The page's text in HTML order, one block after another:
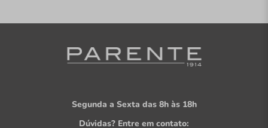
Segunda a Sexta das 8h às 18h
Dúvidas? Entre em contato: